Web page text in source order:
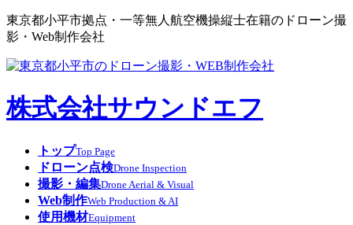
東京都小平市拠点・ 一等無人航空機操縦士在籍の ドローン撮
影・Web制作会社
株式会社サウンドエフ
トップTop Page
ドローン点検Drone Inspection
撮影・編集Drone Aerial & Visual
Web制作Web Production & AI
使用機材Equipment